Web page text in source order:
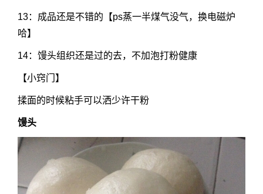
13：成品还是不错的【ps蒸一半煤气没气，换电磁炉
哈】
14：馒头组织还是过的去，不加泡打粉健康
【小窍门】
揉面的时候粘手可以洒少许干粉
馒头